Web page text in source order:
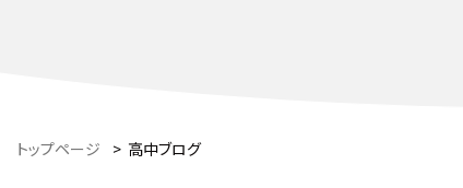
トップページ > 高中ブログ